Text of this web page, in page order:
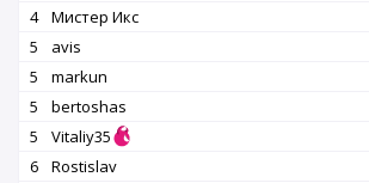
4
Мистер Икс
5
avis
5
markun
5
bertoshas
5
Vitaliy35
6
Rostislav